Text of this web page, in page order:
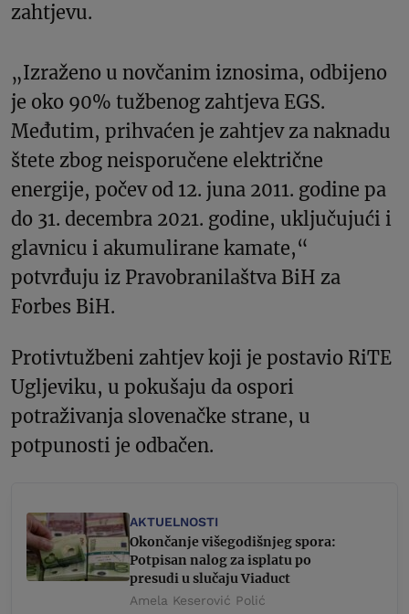
zahtjevu.
„Izraženo u novčanim iznosima, odbijeno
je oko 90% tužbenog zahtjeva EGS.
Međutim, prihvaćen je zahtjev za naknadu
štete zbog neisporučene električne
energije, počev od 12. juna 2011. godine pa
do 31. decembra 2021. godine, uključujući i
glavnicu i akumulirane kamate,“
potvrđuju iz Pravobranilaštva BiH za
Forbes BiH.
Protivtužbeni zahtjev koji je postavio RiTE
Ugljeviku, u pokušaju da ospori
potraživanja slovenačke strane, u
potpunosti je odbačen.
AKTUELNOSTI
Okončanje višegodišnjeg spora:
Potpisan nalog za isplatu po
presudi u slučaju Viaduct
Amela Keserović Polić